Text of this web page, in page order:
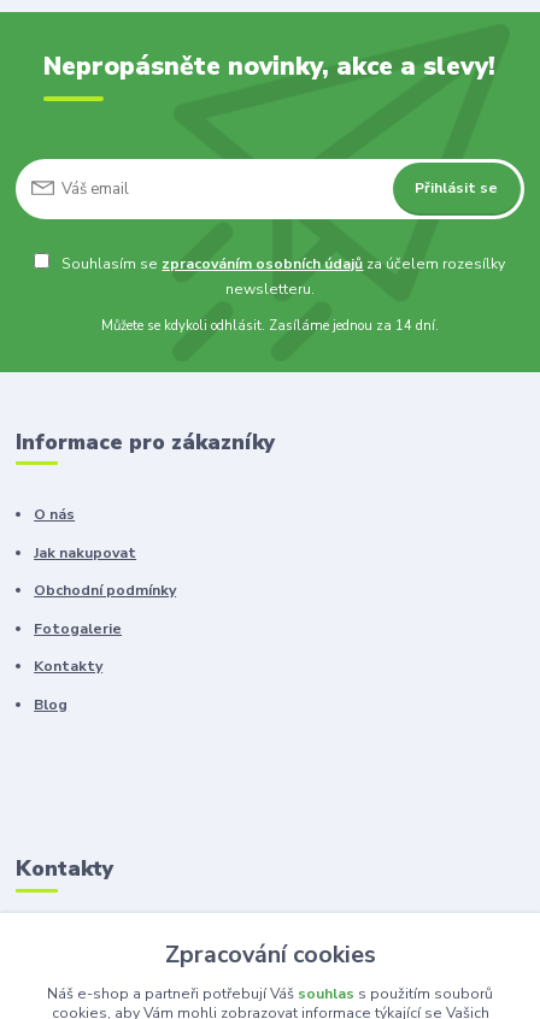
Nepropásněte novinky, akce a slevy!
Přihlásit se
Souhlasím se zpracováním osobních údajů za účelem rozesílky
newsletteru.
Můžete se kdykoli odhlásit. Zasíláme jednou za 14 dní.
Informace pro zákazníky
O nás
Jak nakupovat
Obchodní podmínky
Fotogalerie
Kontakty
Blog
Kontakty
Zákaznická podpora
+420 603 100 966
(Po-Pá, 8-16 hod.)
Zpracování cookies
Náš e-shop a partneři potřebují Váš souhlas s použitím souborů
cookies, aby Vám mohli zobrazovat informace týkající se Vašich